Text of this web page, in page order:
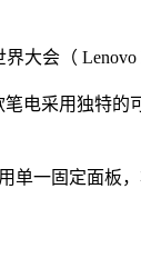
大会（
电采用独特
单一固定面板